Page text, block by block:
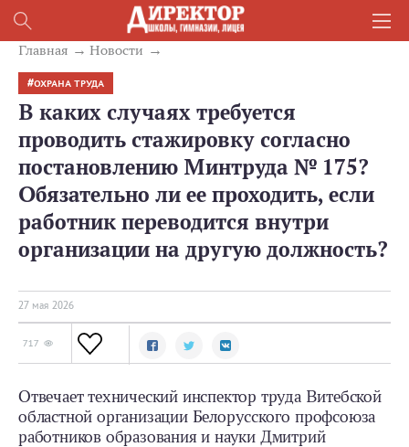
Главная Новости
ОХРАНА ТРУДА
В каких случаях требуется
проводить стажировку согласно
постановлению Минтруда № 175?
Обязательно ли ее проходить, если
работник переводится внутри
организации на другую должность?
27 мая 2026
717
Отвечает технический инспектор труда Витебской
областной организации Белорусского профсоюза
работников образования и науки Дмитрий